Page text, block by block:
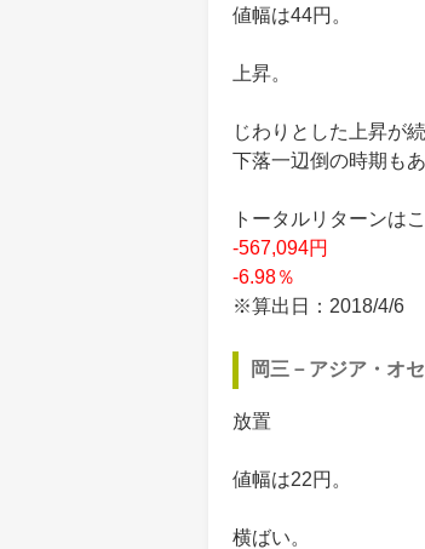
値幅は44円。
上昇。
じわりとした上昇が
下落一辺倒の時期も
トータルリターンは
-567,094円
-6.98％
※算出日：2018/4/6
岡三－アジア・オ
放置
値幅は22円。
横ばい。